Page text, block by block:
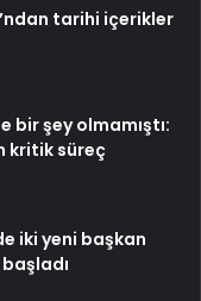
tarihi içerikler
bir şey olmamıştı:
kritik süreç
iki yeni başkan